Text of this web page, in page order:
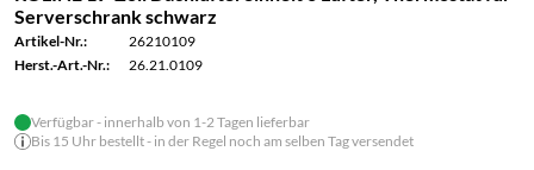
Serverschrank schwarz
Artikel-Nr.:
26210109
Herst.-Art.-Nr.:
26.21.0109
Verfügbar - innerhalb von 1-2 Tagen lieferbar
Bis 15 Uhr bestellt - in der Regel noch am selben Tag versendet